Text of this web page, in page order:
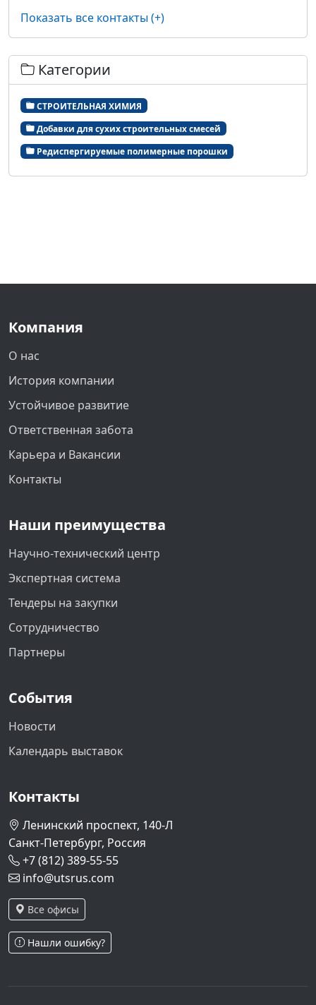
Показать все контакты (+)
Категории
СТРОИТЕЛЬНАЯ ХИМИЯ
Добавки для сухих строительных смесей
Редиспергируемые полимерные порошки
Компания
О нас
История компании
Устойчивое развитие
Ответственная забота
Карьера и Вакансии
Контакты
Наши преимущества
Научно-технический центр
Экспертная система
Тендеры на закупки
Сотрудничество
Партнеры
События
Новости
Календарь выставок
Контакты
Ленинский проспект, 140-Л
Санкт-Петербург, Россия
+7 (812) 389-55-55
info@utsrus.com
Все офисы
Нашли ошибку?